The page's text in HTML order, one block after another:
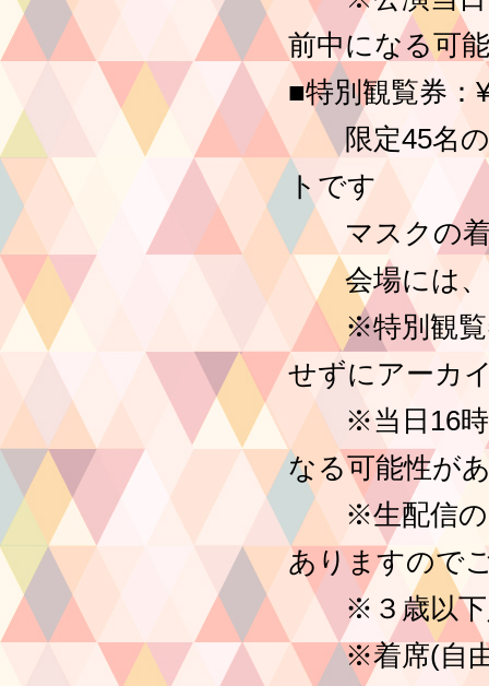
前中になる可
■特別観覧券：
限定45名の
トです
マスクの着
会場には、
※特別観覧券
せずにアーカ
※当日16時以
なる可能性が
※生配信のた
ありますので
※３歳以下
※着席(自